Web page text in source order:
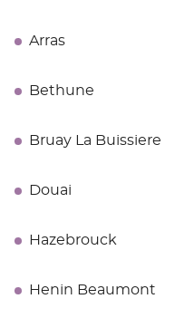
Arras
Bethune
Bruay La Buissiere
Douai
Hazebrouck
Henin Beaumont